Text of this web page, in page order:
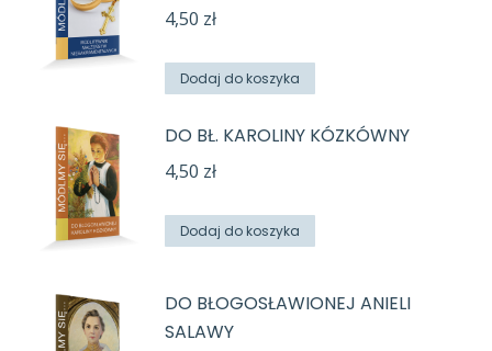
4,50 zł
Dodaj do koszyka
DO BŁ. KAROLINY KÓZKÓWNY
4,50 zł
Dodaj do koszyka
DO BŁOGOSŁAWIONEJ ANIELI
SALAWY